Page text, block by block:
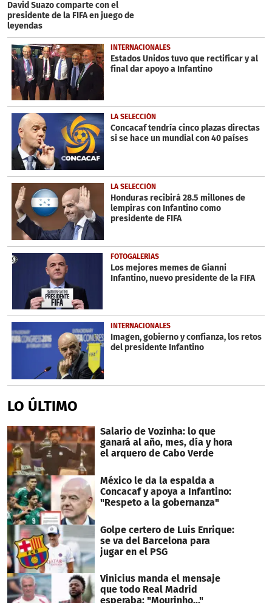
David Suazo comparte con el
presidente de la FIFA en juego de
leyendas
INTERNACIONALES
Estados Unidos tuvo que rectificar y al
final dar apoyo a Infantino
LA SELECCIÓN
Concacaf tendría cinco plazas directas
si se hace un mundial con 40 países
LA SELECCIÓN
Honduras recibirá 28.5 millones de
lempiras con Infantino como
presidente de FIFA
FOTOGALERÍAS
Los mejores memes de Gianni
Infantino, nuevo presidente de la FIFA
INTERNACIONALES
Imagen, gobierno y confianza, los retos
del presidente Infantino
LO ÚLTIMO
Salario de Vozinha: lo que
ganará al año, mes, día y hora
el arquero de Cabo Verde
México le da la espalda a
Concacaf y apoya a Infantino:
"Respeto a la gobernanza"
Golpe certero de Luis Enrique:
se va del Barcelona para
jugar en el PSG
Vinicius manda el mensaje
que todo Real Madrid
esperaba: "Mourinho..."